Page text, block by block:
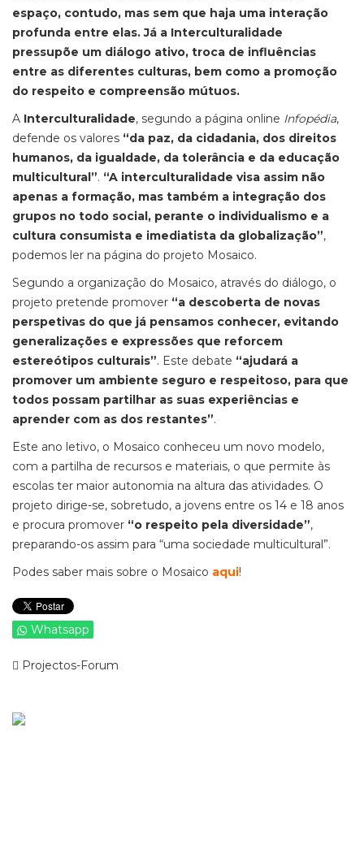
espaço, contudo, mas sem que haja uma interação
profunda entre elas. Já a Interculturalidade
pressupõe um diálogo ativo, troca de influências
entre as diferentes culturas, bem como a promoção
do respeito e compreensão mútuos.
A Interculturalidade, segundo a página online Infopédia,
defende os valores “da paz, da cidadania, dos direitos
humanos, da igualdade, da tolerância e da educação
multicultural”. “A interculturalidade visa assim não
apenas a formação, mas também a integração dos
grupos no todo social, perante o individualismo e a
cultura consumista e imediatista da globalização”,
podemos ler na página do projeto Mosaico.
Segundo a organização do Mosaico, através do diálogo, o
projeto pretende promover “a descoberta de novas
perspetivas do que já pensamos conhecer, evitando
generalizações e expressões que reforcem
estereótipos culturais”. Este debate “ajudará a
promover um ambiente seguro e respeitoso, para que
todos possam partilhar as suas experiências e
aprender com as dos restantes”.
Este ano letivo, o Mosaico conheceu um novo modelo,
com a partilha de recursos e materiais, o que permite às
escolas ter maior autonomia na altura das atividades. O
projeto dirige-se, sobretudo, a jovens entre os 14 e 18 anos
e procura promover “o respeito pela diversidade”,
preparando-os assim para “uma sociedade multicultural”.
Podes saber mais sobre o Mosaico aqui!
Whatsapp
Projectos-Forum